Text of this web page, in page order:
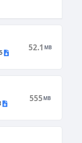
secara langsung
52.1 MB
software terbaru
555 MB